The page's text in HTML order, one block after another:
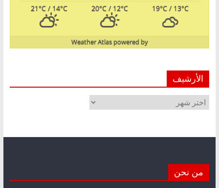
19°C/ 13°C
20°C / 12°C
21°C / 14°C
powered by
Weather Atlas
الأرشيف
الأرشيف
من نحن